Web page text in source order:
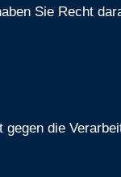
Sie Recht
die